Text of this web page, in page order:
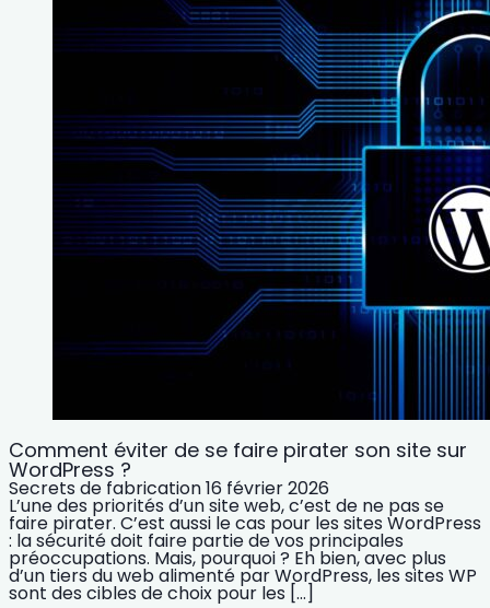
Comment éviter de se faire pirater son site sur
WordPress ?
Secrets de fabrication16 février 2026
L’une des priorités d’un site web, c’est de ne pas se
faire pirater. C’est aussi le cas pour les sites WordPress
: la sécurité doit faire partie de vos principales
préoccupations. Mais, pourquoi ? Eh bien, avec plus
d’un tiers du web alimenté par WordPress, les sites WP
sont des cibles de choix pour les […]